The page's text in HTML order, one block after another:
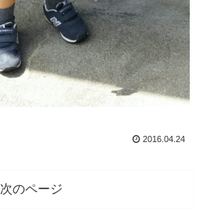
2016.04.24
次のページ